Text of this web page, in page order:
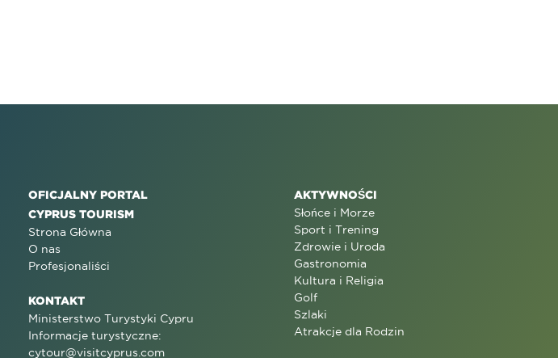
OFICJALNY PORTAL
CYPRUS TOURISM
Strona Główna
O nas
Profesjonaliści
KONTAKT
Ministerstwo Turystyki Cypru
Informacje turystyczne:
cytour@visitcyprus.com
AKTYWNOŚCI
Słońce i Morze
Sport i Trening
Zdrowie i Uroda
Gastronomia
Kultura i Religia
Golf
Szlaki
Atrakcje dla Rodzin